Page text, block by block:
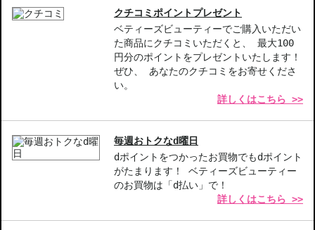
◇配送伝票の依頼主名、納品書に弊社以外の物流センター社名が記
載されることがあります。
◇上記注意書き記載がある商品の合計金額が16666円以上の場合、
別途手数料が発生する場合があります。予めご了承ください。
◇1件のご注文でも倉庫が異なる場合や配送用箱の関係で荷物を分割
して配送する場合がございます。予めご了承ください。また、明細
書は分割してそれぞれの荷物に同梱されますが手数料等の変更はご
【商品の特徴】
軽やかなテクスチャー-肌にスムーズに溶け込み、心地よい付け心
94%天然由来成分-肌に優しく、安心して使用できるフォーミュラ。
マット仕上がり-色移りせず、一日中美しい仕上がりを維持。
クチコミポイントプレゼント
ベティーズビューティーでご購入いただい
た商品にクチコミいただくと、 最大100
円分のポイントをプレゼントいたします！
ぜひ、 あなたのクチコミをお寄せくださ
い。
詳しくはこちら >>
毎週おトクなd曜日
dポイントをつかったお買物でもdポイント
がたまります！ ベティーズビューティー
のお買物は「d払い」で！
詳しくはこちら >>